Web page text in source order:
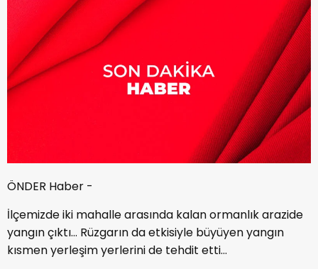
ÖNDER Haber -
İlçemizde iki mahalle arasında kalan ormanlık arazide
yangın çıktı… Rüzgarın da etkisiyle büyüyen yangın
kısmen yerleşim yerlerini de tehdit etti…